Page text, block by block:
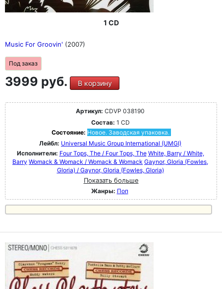
1 CD
Music For Groovin' (2007)
Под заказ
3999 руб. В корзину
Артикул: CDVP 038190
Состав: 1 CD
Состояние: Новое. Заводская упаковка.
Лейбл: Universal Music Group International (UMGI)
Исполнители: Four Tops, The / Four Tops, The White, Barry / White,
Barry Womack & Womack / Womack & Womack Gaynor, GIoria (Fowles,
Gloria) / Gaynor, GIoria (Fowles, Gloria)
Показать больше
Жанры: Поп